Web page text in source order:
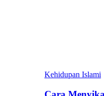
Kehidupan Islami